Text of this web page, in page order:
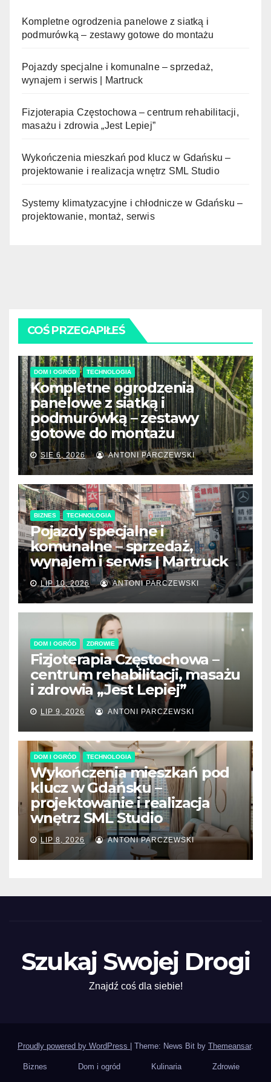
Kompletne ogrodzenia panelowe z siatką i
podmurówką – zestawy gotowe do montażu
Pojazdy specjalne i komunalne – sprzedaż,
wynajem i serwis | Martruck
Fizjoterapia Częstochowa – centrum rehabilitacji,
masażu i zdrowia „Jest Lepiej”
Wykończenia mieszkań pod klucz w Gdańsku –
projektowanie i realizacja wnętrz SML Studio
Systemy klimatyzacyjne i chłodnicze w Gdańsku –
projektowanie, montaż, serwis
COŚ PRZEGAPIŁEŚ
DOM I OGRÓD TECHNOLOGIA
Kompletne ogrodzenia
panelowe z siatką i
podmurówką – zestawy
gotowe do montażu
SIE 6, 2026 ANTONI PARCZEWSKI
BIZNES TECHNOLOGIA
Pojazdy specjalne i
komunalne – sprzedaż,
wynajem i serwis | Martruck
LIP 10, 2026 ANTONI PARCZEWSKI
DOM I OGRÓD ZDROWIE
Fizjoterapia Częstochowa –
centrum rehabilitacji, masażu
i zdrowia „Jest Lepiej”
LIP 9, 2026 ANTONI PARCZEWSKI
DOM I OGRÓD TECHNOLOGIA
Wykończenia mieszkań pod
klucz w Gdańsku –
projektowanie i realizacja
wnętrz SML Studio
LIP 8, 2026 ANTONI PARCZEWSKI
Szukaj Swojej Drogi
Znajdź coś dla siebie!
Proudly powered by WordPress Theme: News Bit by Themeansar.
Biznes Dom i ogród Kulinaria Zdrowie